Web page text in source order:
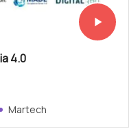
Vedi subito
play_arrow
4.0
Martech